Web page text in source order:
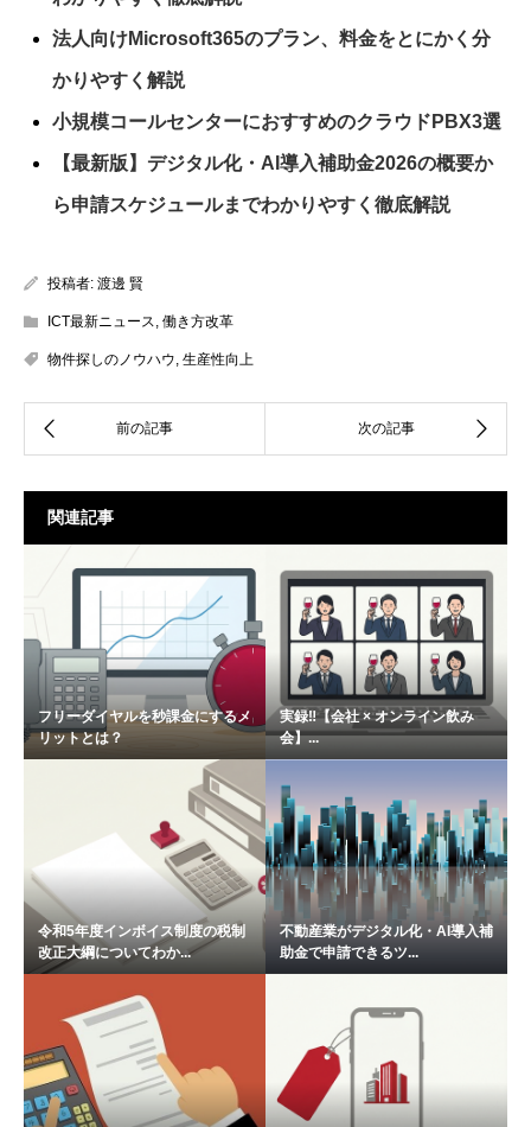
法人向けMicrosoft365のプラン、料金をとにかく分
かりやすく解説
小規模コールセンターにおすすめのクラウドPBX3選
【最新版】デジタル化・AI導入補助金2026の概要か
ら申請スケジュールまでわかりやすく徹底解説
投稿者: 渡邊 賢
ICT最新ニュース 働き方改革
物件探しのノウハウ 生産性向上
関連記事
フリーダイヤルを秒課金にするメ
リットとは？
実録‼【会社 × オンライン飲み
会】...
令和5年度インボイス制度の税制
改正大綱についてわか...
不動産業がデジタル化・AI導入補
助金で申請できるツ...